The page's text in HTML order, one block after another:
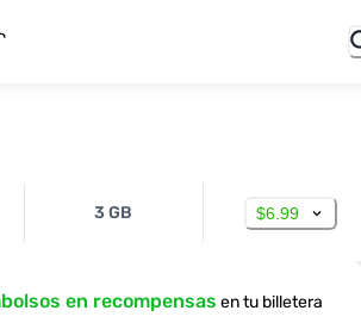
3 GB $6.99
en recompensas en tu billetera